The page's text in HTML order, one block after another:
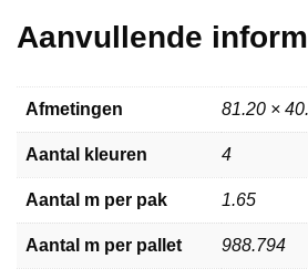
Aanvullende
Afmetingen 81.20 ×
Aantal kleuren 4
Aantal m per pak 1.65
Aantal m per pallet 988.794